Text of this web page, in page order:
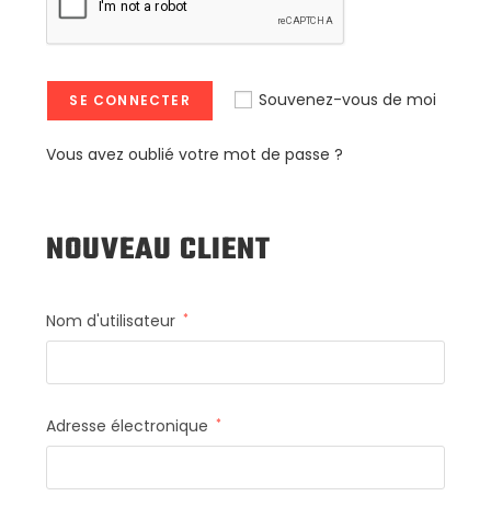
l
t
a
v
:
SE CONNECTER Souvenez-vous de moi
Vous avez oublié votre mot de passe ?
NOUVEAU CLIENT
Nom d'utilisateur *
Adresse électronique *